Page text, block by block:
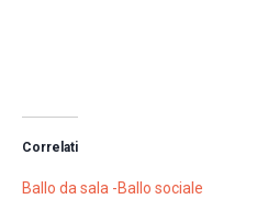
Correlati
Ballo da sala -Ballo sociale